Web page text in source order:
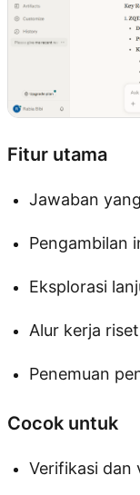
Fitur utama
Jawaban
Pengambilan
Eksplorasi
Alur kerja
Penemuan
Cocok untuk
Verifikasi dan